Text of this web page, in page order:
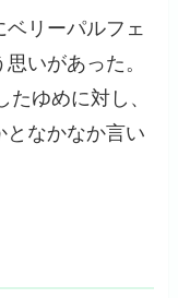
リーパルフェ
いがあった。
ゆめに対し、
となかなか言い